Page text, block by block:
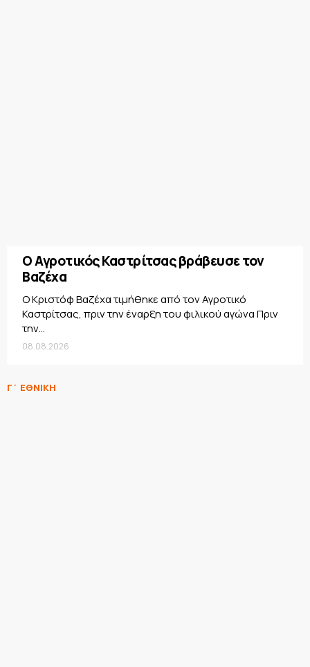
Ο Αγροτικός Καστρίτσας βράβευσε τον
Βαζέχα
Ο Κριστόφ Βαζέχα τιμήθηκε από τον Αγροτικό
Καστρίτσας, πριν την έναρξη του φιλικού αγώνα Πριν
την...
08.08.2026
Γ΄ ΕΘΝΙΚΗ